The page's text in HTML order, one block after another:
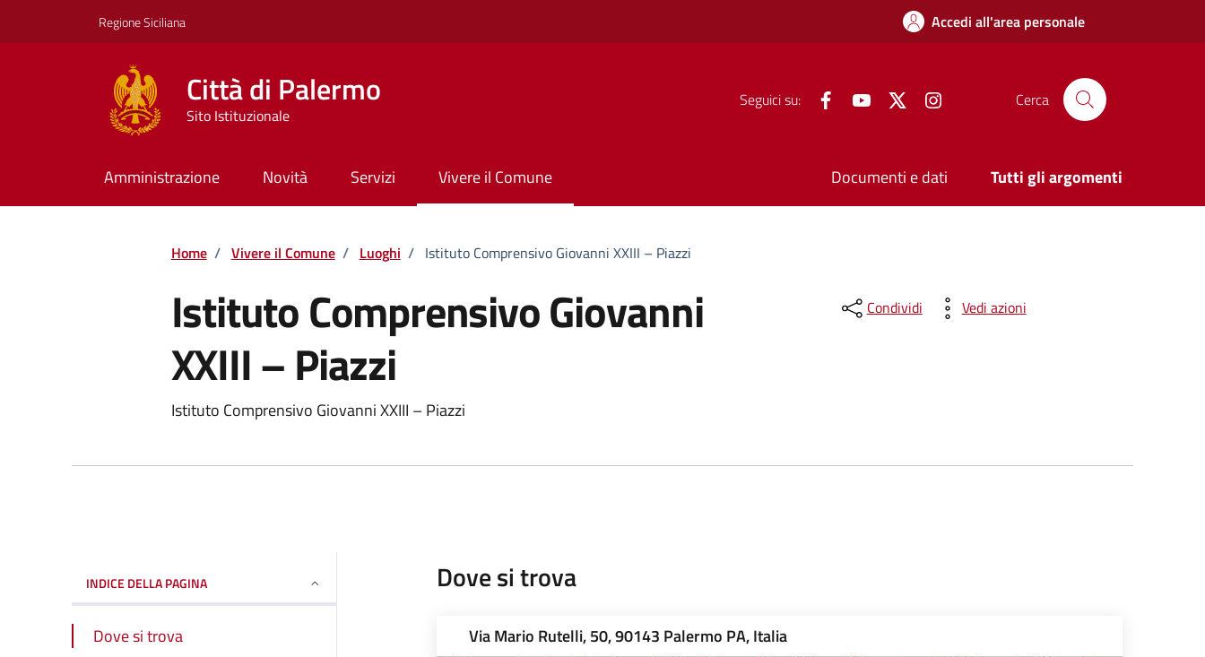
Regione Siciliana Accedi all'area personale
Città di Palermo
Sito Istituzionale
Seguici su: FacebookYouTube Twitter Cerca
Amministrazione Novità Servizi Vivere il Comune Documenti e dati Tutti gli argomenti
Home / Vivere il Comune / Luoghi / Istituto Comprensivo Giovanni XXIII – Piazzi
Istituto Comprensivo Giovanni
XXIII – Piazzi
Istituto Comprensivo Giovanni XXIII – Piazzi
Condividi Vedi azioni
INDICE DELLA PAGINA
Dove si trova
Dove si trova
Via Mario Rutelli, 50, 90143 Palermo PA, Italia